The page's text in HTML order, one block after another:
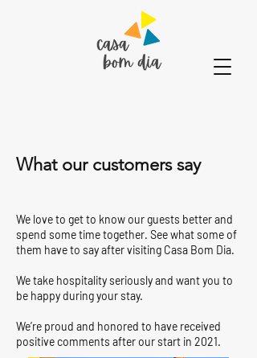
What our customers say
We love to get to know our guests better and
spend some time together. See what some of
them have to say after visiting Casa Bom Dia.
We take hospitality seriously and want you to
be happy during your stay.
We’re proud and honored to have received
positive comments after our start in 2021.